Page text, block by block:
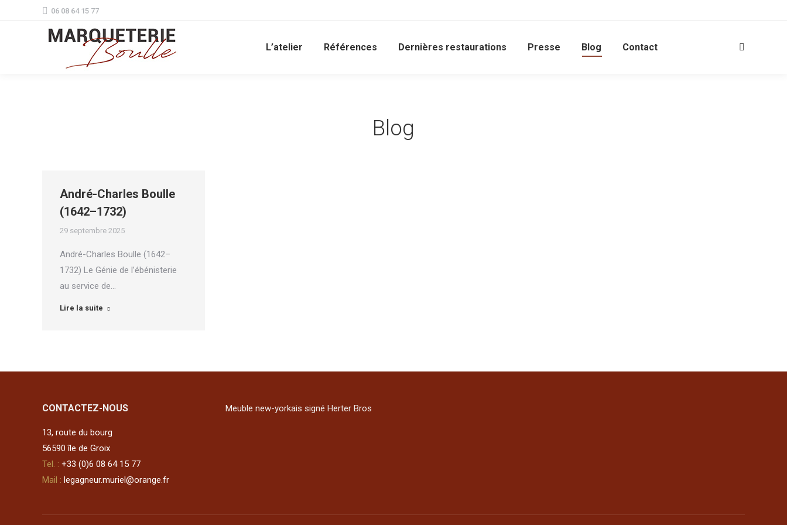
06 08 64 15 77
L’atelier Références Dernières restaurations Presse Blog Contact Search:
Blog
André-Charles Boulle
(1642–1732)
29 septembre 2025
André-Charles Boulle (1642–
1732) Le Génie de l’ébénisterie
au service de…
Lire la suite
CONTACTEZ-NOUS
13, route du bourg
56590 île de Groix
Tel. : +33 (0)6 08 64 15 77
Mail : legagneur.muriel@orange.fr
Meuble new-yorkais signé Herter Bros